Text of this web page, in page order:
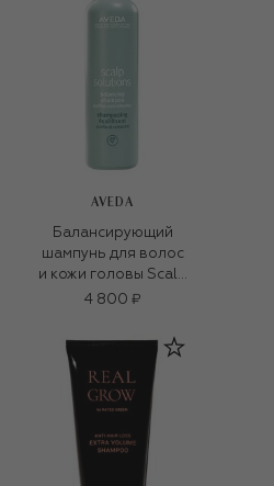
AVEDA
Балансирующий
шампунь для волос
и кожи головы Scalp
Solutions (200ml)
4 800 ₽